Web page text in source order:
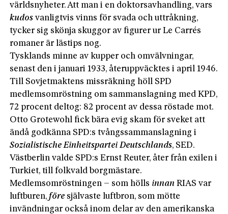
världsnyheter. Att man i en doktorsavhandling, vars
kudos vanligtvis vinns för svada och uttråkning,
tycker sig skönja skuggor av figurer ur Le Carrés
romaner är lästips nog.
Tysklands minne av kupper och omvälvningar,
senast den i januari 1933, återuppväcktes i april 1946.
Till Sovjetmaktens missräkning höll SPD
medlemsomröstning om sammanslagning med KPD,
72 procent deltog: 82 procent av dessa röstade mot.
Otto Grotewohl fick bära evig skam för sveket att
ändå godkänna SPD:s tvångssammanslagning i
Sozialistische Einheitspartei Deutschlands, SED.
Västberlin valde SPD:s Ernst Reuter, åter från exilen i
Turkiet, till folkvald borgmästare.
Medlemsomröstningen – som hölls innan RIAS var
luftburen,före självaste luftbron, som mötte
invändningar också inom delar av den amerikanska